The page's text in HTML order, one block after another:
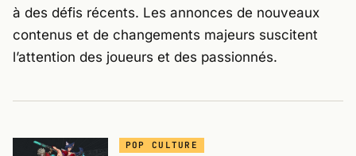
à des défis récents. Les annonces de nouveaux
contenus et de changements majeurs suscitent
l’attention des joueurs et des passionnés.
POP CULTURE